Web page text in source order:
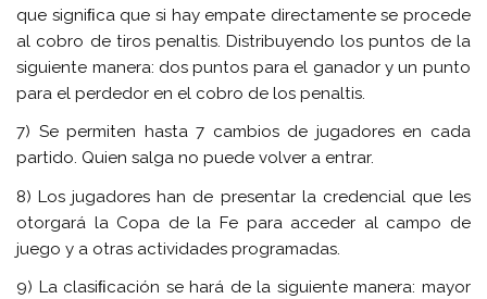
que signiﬁca que si hay empate directamente se procede
al cobro de tiros penaltis. Distribuyendo los puntos de la
siguiente manera: dos puntos para el ganador y un punto
para el perdedor en el cobro de los penaltis.
7) Se permiten hasta 7 cambios de jugadores en cada
partido. Quien salga no puede volver a entrar.
8) Los jugadores han de presentar la credencial que les
otorgará la Copa de la Fe para acceder al campo de
juego y a otras actividades programadas.
9) La clasiﬁcación se hará de la siguiente manera: mayor